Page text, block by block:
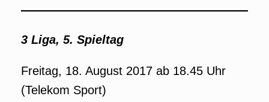
3 Liga, 5. Spieltag
Freitag, 18. August 2017 ab 18.45 Uhr
(Telekom Sport)